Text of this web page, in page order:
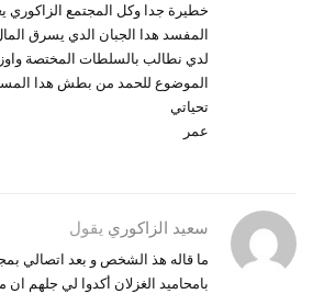
خطيرة جدا وكل المجتمع الزاكوري
المفسد هدا الجبان الدي يسرق
لدي نطالب بالسلطات المختصة
الموضوع للحمد من بطش هدا
تحياتي
عمر
سعيد الزاكوري يقول
ما قاله هذ الشخص و بعد اتصالي
بامحاميد الغزلان أكدوا لي جلهم